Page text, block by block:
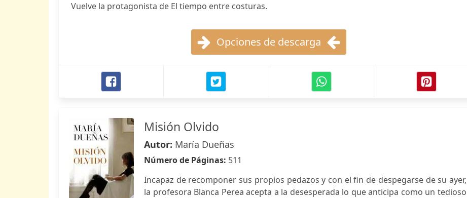
Vuelve la protagonista de El tiempo entre costuras.
Opciones de descarga
Misión Olvido
Autor: María Dueñas
Número de Páginas: 511
Incapaz de recomponer sus propios pedazos y con el fin de despegarse de su ayer,
la profesora Blanca Perea acepta a la desesperada lo que anticipa como un tedioso